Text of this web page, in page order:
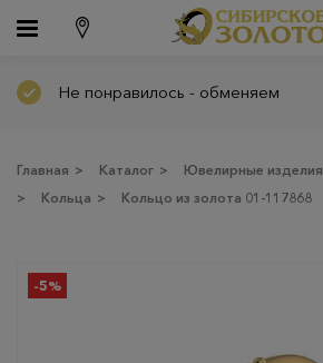
Не понравилось - обменяем
Главная > Каталог > Ювелирные изделия
>
Кольца > Кольцо из золота 01-117868
-5%